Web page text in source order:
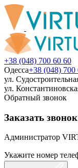
+38 (048) 700 60 60
Одесса+38 (048) 700
ул.
ул.
Обратный звонок
Заказать звонок
Администратор
Укажите номер